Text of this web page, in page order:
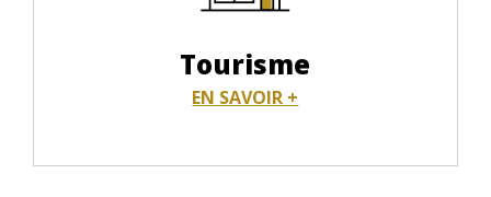
Tourisme
EN SAVOIR +